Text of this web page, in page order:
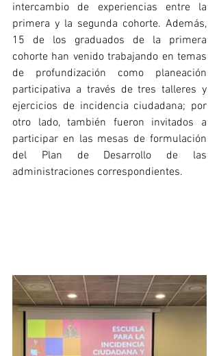
intercambio de experiencias entre la
primera y la segunda cohorte. Además,
15 de los graduados de la primera
cohorte han venido trabajando en temas
de profundización como planeación
participativa a través de tres talleres y
ejercicios de incidencia ciudadana; por
otro lado, también fueron invitados a
participar en las mesas de formulación
del Plan de Desarrollo de las
administraciones correspondientes.